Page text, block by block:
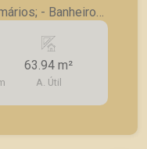
- Cozinha com
de garagem
em
usados ou
63.94 m²
A. Útil